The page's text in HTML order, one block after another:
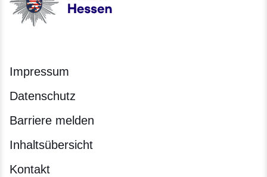
Polizei - Polizei.hessen.de
Impressum
Datenschutz
Barriere melden
Inhaltsübersicht
Kontakt